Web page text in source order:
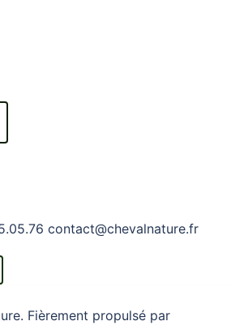
contact@chevalnature.fr
Fièrement propulsé par